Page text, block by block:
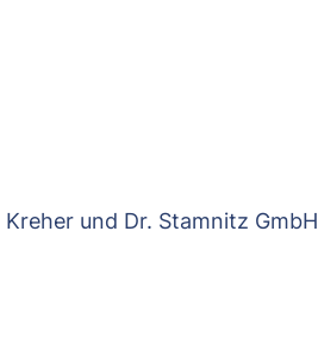
und Dr. Stamnitz GmbH